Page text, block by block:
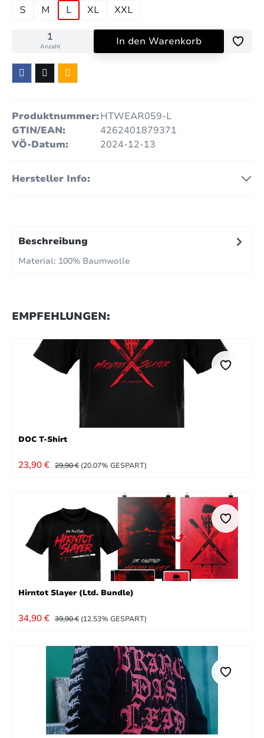
S
M L XL XXL
Anzahl In den Warenkorb
Produktnummer:HTWEAR059-L
GTIN/EAN:
4262401879371
VÖ-Datum:
2024-12-13
Hersteller Info:
Beschreibung
Material: 100% Baumwolle
EMPFEHLUNGEN:
DOC T-Shirt
VERKAUFSPREIS:
23,90 € REGULÄRER PREIS:
29,90 € (20.07% GESPART)
Hirntot Slayer (Ltd. Bundle)
VERKAUFSPREIS:
34,90 € REGULÄRER PREIS:
39,90 € (12.53% GESPART)